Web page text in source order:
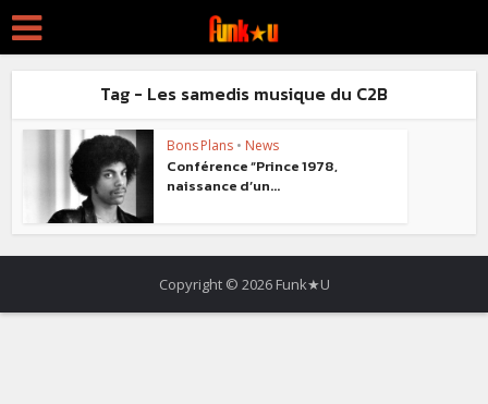
Tag - Les samedis musique du C2B
Bons Plans • News
Conférence “Prince 1978,
naissance d’un...
Copyright © 2026 Funk★U